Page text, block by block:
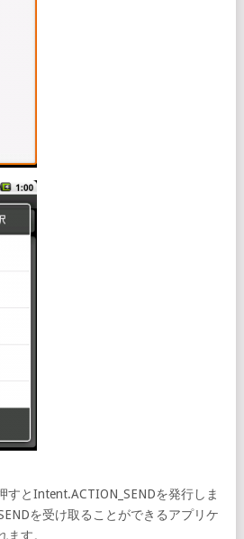
すとIntent.ACTION_SENDを発行しま
を受け取ることができるアプリケ
す。